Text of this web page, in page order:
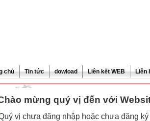
chủ Tin tức dowload Liên kết WEB Liên
mừng quý vị đến với
vị chưa đăng nhập hoặc chưa đăng